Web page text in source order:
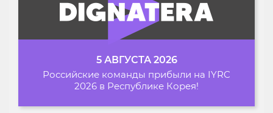
5 АВГУСТА 2026
Российские команды прибыли на IYRC
2026 в Республике Корея!